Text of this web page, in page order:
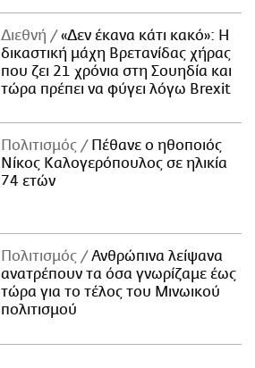
Διεθνή
«Δεν έκανα κάτι κακό»: Η
δικαστική μάχη Βρετανίδας χήρας
που ζει 21 χρόνια στη Σουηδία και
τώρα πρέπει να φύγει λόγω Brexit
Πολιτισμός
Πέθανε ο ηθοποιός
Νίκος Καλογερόπουλος σε ηλικία
74 ετών
Πολιτισμός
Ανθρώπινα λείψανα
ανατρέπουν τα όσα γνωρίζαμε έως
τώρα για το τέλος του Μινωικού
πολιτισμού